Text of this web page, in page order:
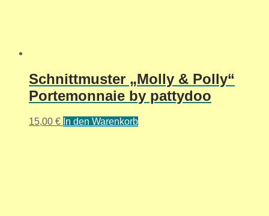
Schnittmuster „Molly & Polly“
Portemonnaie by pattydoo
15,00 € In den Warenkorb